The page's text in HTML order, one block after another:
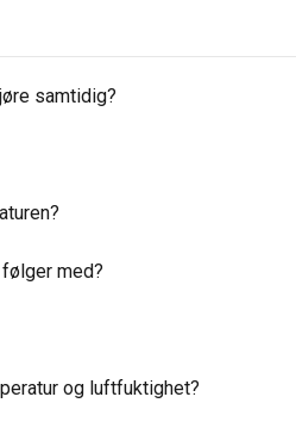
samtidig?
med?
og luftfuktighet?